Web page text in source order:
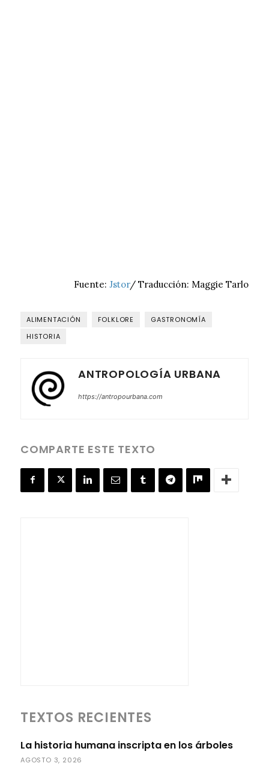
Fuente: Jstor/ Traducción: Maggie Tarlo
ALIMENTACIÓN FOLKLORE
GASTRONOMÍA
HISTORIA
ANTROPOLOGÍA URBANA
https://antropourbana.com
COMPARTE ESTE TEXTO
TEXTOS RECIENTES
La historia humana inscripta en los árboles
AGOSTO 3, 2026